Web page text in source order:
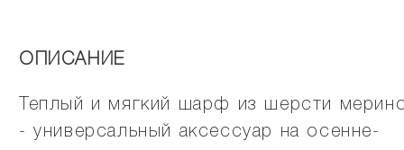
ОПИСАНИЕ
Теплый и мягкий шарф из шерсти
- универсальный аксессуар на осенне-